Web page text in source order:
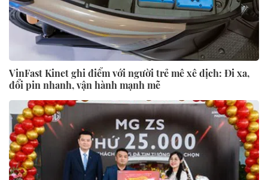
VinFast Kinet ghi điểm với người trẻ mê xê dịch: Đi xa,
đổi pin nhanh, vận hành mạnh mẽ